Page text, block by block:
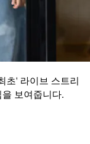
초' 라이브 스트리
보여줍니다.